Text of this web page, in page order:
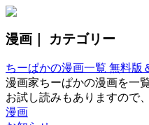
漫画｜ カテゴリー
ちーぱかの漫画一覧 無料版
漫画家ちーぱかの漫画を一
お試し読みもありますので
漫画